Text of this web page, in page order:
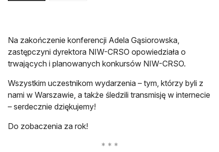
Na zakończenie konferencji Adela Gąsiorowska,
zastępczyni dyrektora NIW-CRSO opowiedziała o
trwających i planowanych konkursów NIW-CRSO.
Wszystkim uczestnikom wydarzenia – tym, którzy byli z
nami w Warszawie, a także śledzili transmisję w internecie
– serdecznie dziękujemy!
Do zobaczenia za rok!